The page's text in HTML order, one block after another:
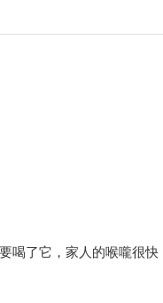
喝了它，家人的喉嚨很快